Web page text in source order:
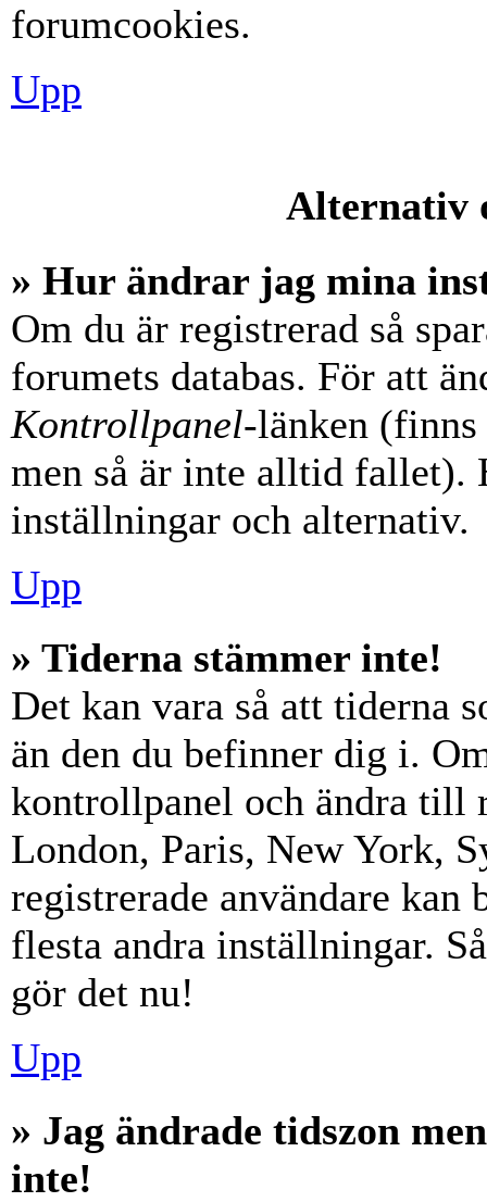
forumcookies.
Upp
Alternativ
» Hur ändrar jag mina
Om du är registrerad så
forumets databas. För att
Kontrollpanel-länken
men så är inte alltid fallet).
inställningar och alternativ.
Upp
» Tiderna stämmer inte!
Det kan vara så att tiderna
än den du befinner dig i.
kontrollpanel och ändra till
London, Paris, New York,
registrerade användare kan
flesta andra inställningar.
gör det nu!
Upp
» Jag ändrade tidszon
inte!